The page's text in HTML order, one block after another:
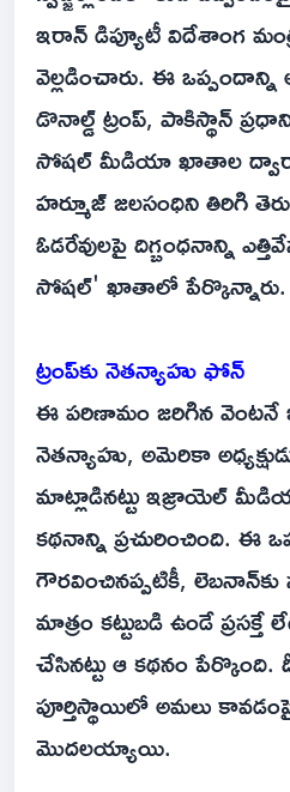
ఇరాన్ డిప్యూటీ విదేశాంగ
వెల్లడించారు. ఈ ఒప్పందాన్ని
డొనాల్డ్ ట్రంప్, పాకిస్థాన్
సోషల్ మీడియా ఖాతాల ద్వారా
హర్మూజ్ జలసంధిని తిరిగి
ఓడరేవులపై దిగ్బంధనాన్ని
సోషల్' ఖాతాలో పేర్కొన్నారు.
ట్రంప్‌కు నెతన్యాహు ఫోన్
ఈ పరిణామం జరిగిన వెంటనే
నెతన్యాహు, అమెరికా
మాట్లాడినట్టు ఇజ్రాయెల్
కథనాన్ని ప్రచురించింది. ఈ
గౌరవించినప్పటికీ, లెబనాన్‌కు
మాత్రం కట్టుబడి ఉండే
చేసినట్టు ఆ కథనం
పూర్తిస్థాయిలో అమలు
మొదలయ్యాయి.